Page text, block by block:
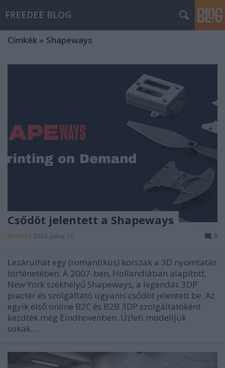
FREEDEE BLOG
Címkék » Shapeways
Csődöt jelentett a Shapeways
ferenck • 2024. július 11. 0
Lezárulhat egy (romantikus) korszak a 3D nyomtatás
történetében. A 2007-ben, Hollandiában alapított,
New York székhelyű Shapeways, a legendás 3DP
piactér és szolgáltató ugyanis csődöt jelentett be. Az
egyik első online B2C és B2B 3DP szolgáltatóként
kezdték még Eindhovenben. Üzleti modelljük
sokak…